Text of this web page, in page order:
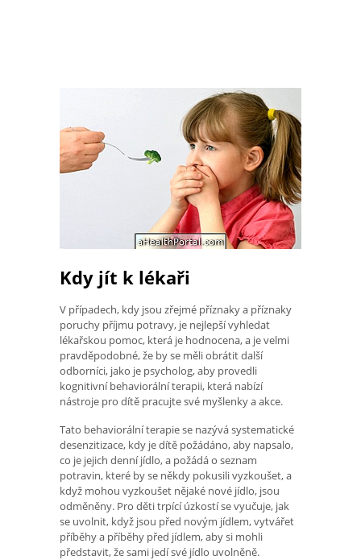
Kdy jít k lékaři
V případech, kdy jsou zřejmé příznaky a příznaky
poruchy příjmu potravy, je nejlepší vyhledat
lékařskou pomoc, která je hodnocena, a je velmi
pravděpodobné, že by se měli obrátit další
odborníci, jako je psycholog, aby provedli
kognitivní behaviorální terapii, která nabízí
nástroje pro dítě pracujte své myšlenky a akce.
Tato behaviorální terapie se nazývá systematické
desenzitizace, kdy je dítě požádáno, aby napsalo,
co je jejich denní jídlo, a požádá o seznam
potravin, které by se někdy pokusili vyzkoušet, a
když mohou vyzkoušet nějaké nové jídlo, jsou
odměněny. Pro děti trpící úzkostí se vyučuje, jak
se uvolnit, když jsou před novým jídlem, vytvářet
příběhy a příběhy před jídlem, aby si mohli
představit, že sami jedí své jídlo uvolněně.